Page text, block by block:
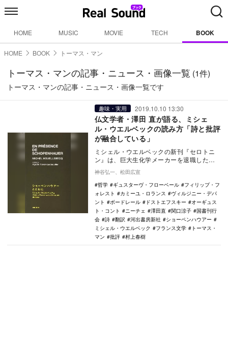
HOME MUSIC MOVIE TECH BOOK
HOME BOOK トーマス・マン
トーマス・マンの記事・ニュース・画像一覧 (1件)
トーマス・マンの記事・ニュース・画像一覧です
趣味・実用 2019.10.10 13:30
仏文学者・澤田 直が語る、ミシェ
ル・ウエルベックの読み方「詩と批評
が融合している」
ミシェル・ウエルベックの新刊『セロトニ
ン』は、巨大生化学メーカーを退職した
男・フロラン＝クロード・ラブルストが、
過去の女性たちへ…
神谷弘一、松田広宣
哲学
ギュスターヴ・フローベール
フィリップ・フ
ォレスト
カミーユ・ロランス
ヴィルジニー・デパ
ント
ボードレール ドストエフスキー
オーギュス
ト・コント
ニーチェ 澤田直 関口涼子
国書刊行
会
詩 翻訳 河出書房新社
ショーペンハウアー
ミシェル・ウエルベック
フランス文学
トーマス・
マン
批評 村上春樹